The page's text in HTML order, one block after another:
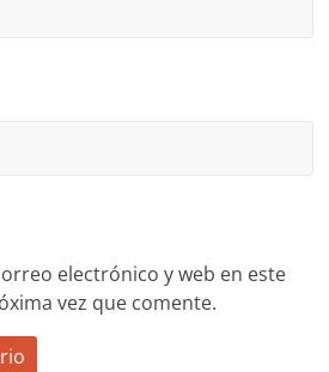
electrónico y web en este
vez que comente.